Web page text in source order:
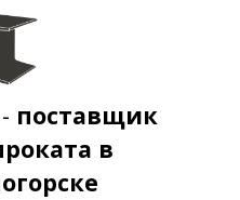
- поставщик
в